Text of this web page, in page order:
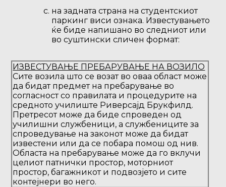
на задната страна на студентскиот
паркинг виси ознака. Известувањето
ќе биде напишано во следниот или
во суштински сличен формат:
ИЗВЕСТУВАЊЕ ПРЕБАРУВАЊЕ НА ВОЗИЛО
Сите возила што се возат во оваа област може
да бидат предмет на пребарување во
согласност со правилата и процедурите на
средното училиште Риверсајд Брукфилд.
Претресот може да биде спроведен од
училишни службеници, а службениците за
спроведување на законот може да бидат
известени или да се побара помош од нив.
Областа на пребарување може да го вклучи
целиот патнички простор, моторниот
простор, багажникот и подвозјето и сите
контејнери во него.